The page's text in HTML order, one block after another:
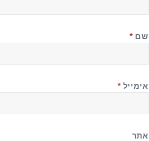
שם *
אימייל *
אתר